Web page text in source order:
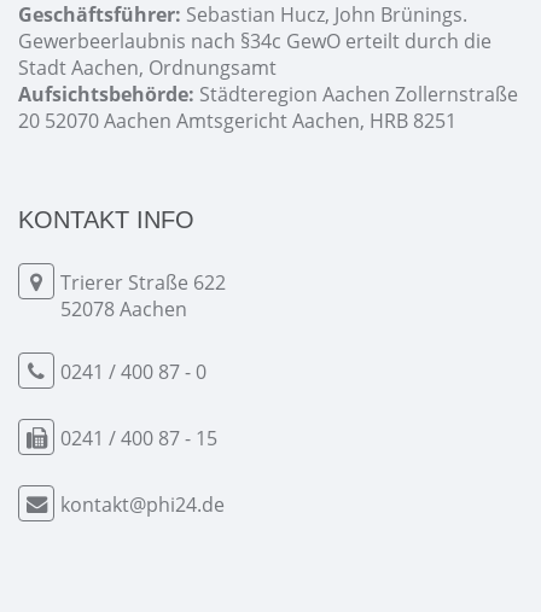
Geschäftsführer: Sebastian Hucz, John Brünings.
Gewerbeerlaubnis nach §34c GewO erteilt durch die
Stadt Aachen, Ordnungsamt
Aufsichtsbehörde: Städteregion Aachen Zollernstraße
20 52070 Aachen Amtsgericht Aachen, HRB 8251
KONTAKT INFO
Trierer Straße 622
52078 Aachen
0241 / 400 87 - 0
0241 / 400 87 - 15
kontakt@phi24.de